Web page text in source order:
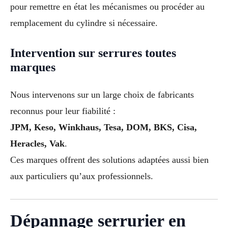
pour remettre en état les mécanismes ou procéder au
remplacement du cylindre si nécessaire.
Intervention sur serrures toutes
marques
Nous intervenons sur un large choix de fabricants
reconnus pour leur fiabilité :
JPM, Keso, Winkhaus, Tesa, DOM, BKS, Cisa,
Heracles, Vak.
Ces marques offrent des solutions adaptées aussi bien
aux particuliers qu’aux professionnels.
Dépannage serrurier en